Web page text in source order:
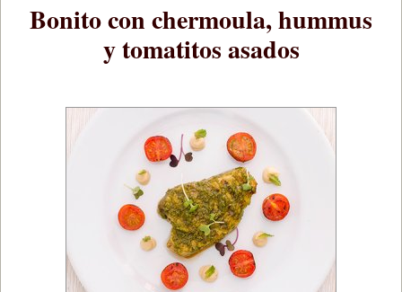
Bonito con chermoula, hummus
y tomatitos asados